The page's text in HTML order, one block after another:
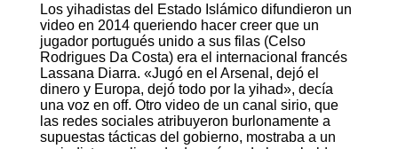
Los yihadistas del Estado Islámico difundieron un
video en 2014 queriendo hacer creer que un
jugador portugués unido a sus filas (Celso
Rodrigues Da Costa) era el internacional francés
Lassana Diarra. «Jugó en el Arsenal, dejó el
dinero y Europa, dejó todo por la yihad», decía
una voz en off. Otro video de un canal sirio, que
las redes sociales atribuyeron burlonamente a
supuestas tácticas del gobierno, mostraba a un